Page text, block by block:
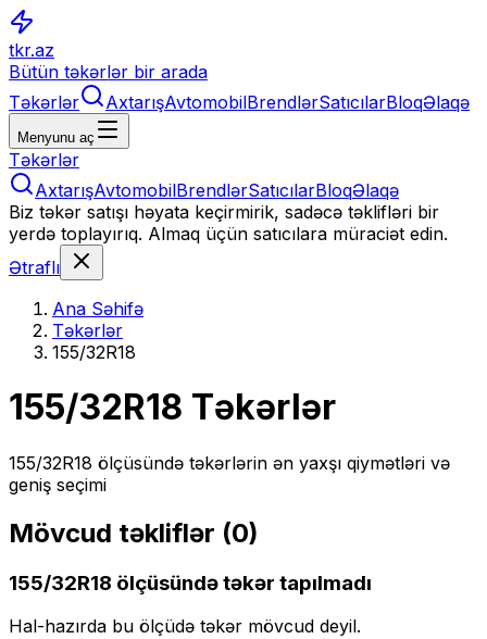
tkr.az
Bütün təkərlər bir arada
Təkərlər
AxtarışAvtomobilBrendlərSatıcılarBloqƏlaqə
Menyunu aç
Təkərlər
AxtarışAvtomobilBrendlərSatıcılarBloqƏlaqə
Biz təkər satışı həyata keçirmirik, sadəcə təklifləri bir
yerdə toplayırıq. Almaq üçün satıcılara müraciət edin.
Ətraflı
Ana Səhifə
Təkərlər
155/32R18
155/32R18 Təkərlər
155/32R18 ölçüsündə təkərlərin ən yaxşı qiymətləri və
geniş seçimi
Mövcud təkliflər (0)
155/32R18 ölçüsündə təkər tapılmadı
Hal-hazırda bu ölçüdə təkər mövcud deyil.